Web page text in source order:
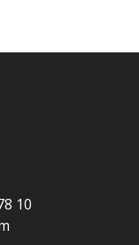
10